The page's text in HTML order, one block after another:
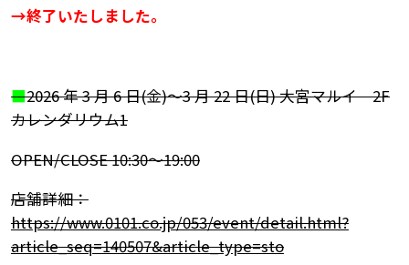
→終了いたしました。
■2026 年 3 月 6 日(金)～3 月 22 日(日) 大宮マルイ 2F
カレンダリウム1
OPEN/CLOSE 10:30～19:00
店舗詳細：
https://www.0101.co.jp/053/event/detail.html?
article_seq=140507&article_type=sto